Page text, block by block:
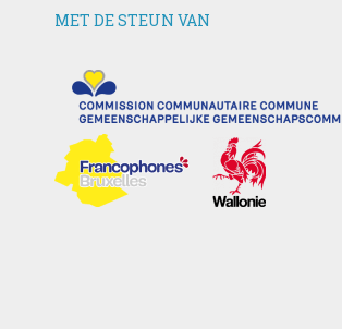
MET DE STEUN VAN